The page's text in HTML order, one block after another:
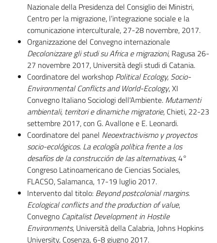
Nazionale della Presidenza del Consiglio dei Ministri,
Centro per la migrazione, l’integrazione sociale e la
comunicazione interculturale, 27-28 novembre, 2017.
Organizzazione del Convegno internazionale
Decolonizzare gli studi su Africa e migrazioni, Ragusa 26-
27 novembre 2017, Università degli studi di Catania.
Coordinatore del workshop Political Ecology, Socio-
Environmental Conflicts and World-Ecology, XI
Convegno Italiano Sociologi dell'Ambiente. Mutamenti
ambientali, territori e dinamiche migratorie, Chieti, 22-23
settembre 2017, con G. Avallone e E. Leonardi.
Coordinatore del panel Neoextractivismo y proyectos
socio-ecológicos. La ecología política frente a los
desafíos de la construcción de las alternativas, 4°
Congreso Latinoamericano de Ciencias Sociales,
FLACSO, Salamanca, 17-19 luglio 2017.
Intervento dal titolo: Beyond postcolonial margins.
Ecological conflicts and the production of value,
Convegno Capitalist Development in Hostile
Environments, Università della Calabria, Johns Hopkins
University, Cosenza, 6-8 giugno 2017.